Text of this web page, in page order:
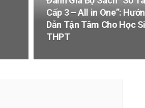
Cấp 3 – All in One”:
Dẫn Tận Tâm Cho Học
THPT